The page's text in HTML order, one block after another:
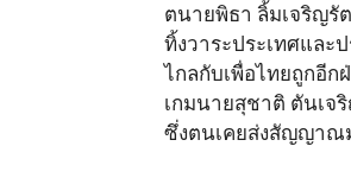
ตนายพิธา ลิ้มเจริญรั
ทิ้งวาระประเทศและ
ไกลกับเพื่อไทยถูกอีก
เกมนายสุชาติ ตันเจ
ซึ่งตนเคยส่งสัญญาณ